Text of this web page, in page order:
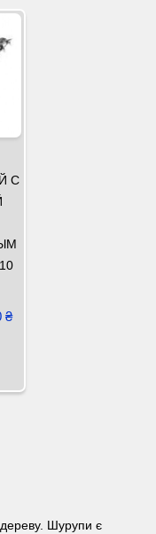
С
₴
дереву. Шурупи є